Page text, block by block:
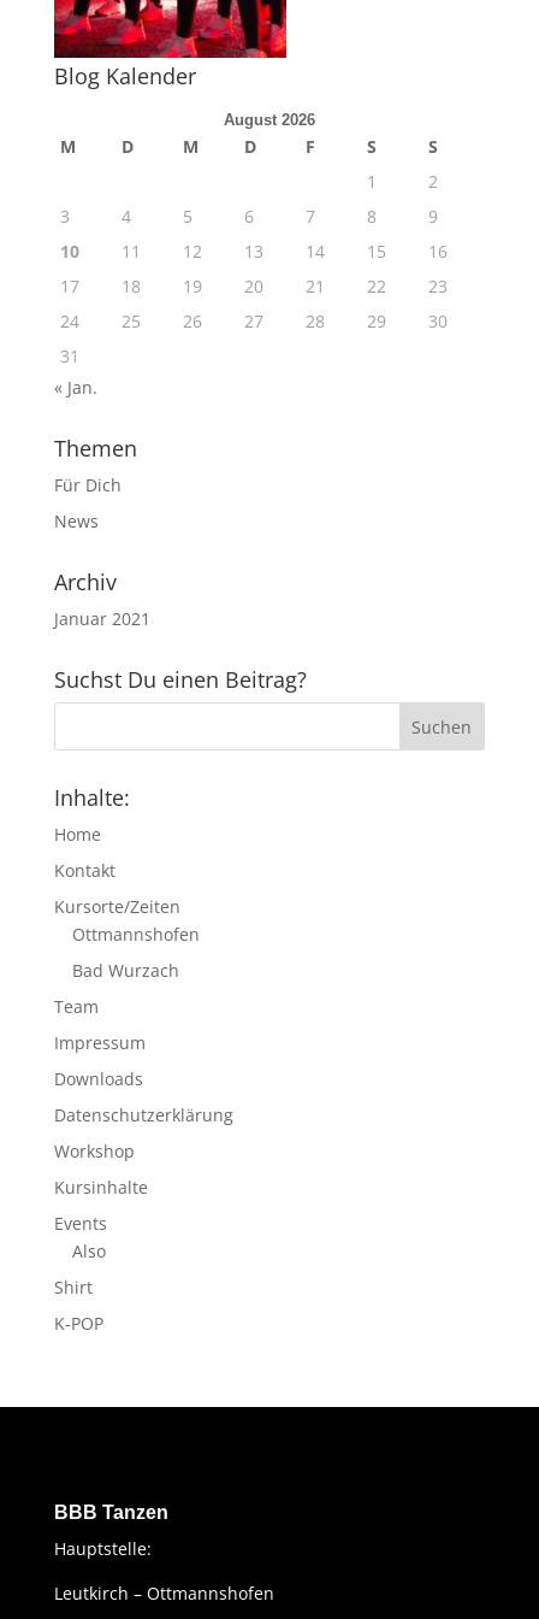
Blog Kalender
August 2026
M D M D F S
S
1
2
3
4 5 6 7 8
9
10
11 12 13 14 15
16
17
18 19 20 21 22
23
24
25 26 27 28 29
30
31
« Jan.
Themen
Für Dich
News
Archiv
Januar 2021
Suchst Du einen Beitrag?
Inhalte:
Home
Kontakt
Kursorte/Zeiten
Ottmannshofen
Bad Wurzach
Team
Impressum
Downloads
Datenschutzerklärung
Workshop
Kursinhalte
Events
Also
Shirt
K-POP
BBB Tanzen
Hauptstelle:
Leutkirch – Ottmannshofen